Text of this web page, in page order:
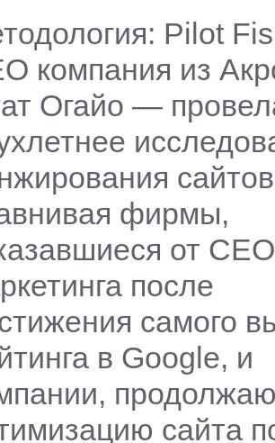
Pilot
компания из
Огайо —
фирмы,
от
после
самого
в Google, и
сайта